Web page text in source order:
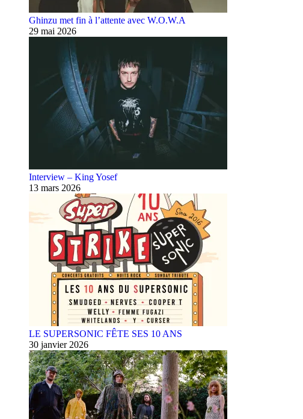
Ghinzu met fin à l’attente avec W.O.W.A
29 mai 2026
Interview – King Yosef
13 mars 2026
LE SUPERSONIC FÊTE SES 10 ANS
30 janvier 2026